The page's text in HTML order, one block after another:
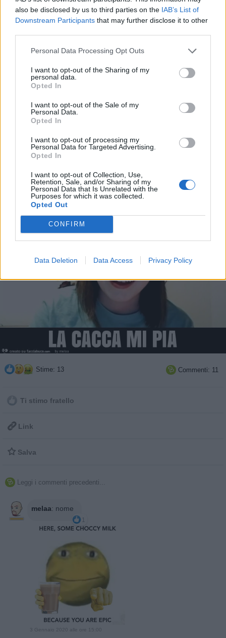
also be disclosed by us to third parties on the IAB’s List of
Downstream Participants that may further disclose it to other
Personal Data Processing Opt Outs
I want to opt-out of the Sharing of my
personal data.
Opted In
I want to opt-out of the Sale of my
Personal Data.
Opted In
I want to opt-out of processing my
Personal Data for Targeted Advertising.
Opted In
I want to opt-out of Collection, Use,
Retention, Sale, and/or Sharing of my
Personal Data that Is Unrelated with the
Purposes for which it was collected.
Opted Out
CONFIRM
Data Deletion Data Access Privacy Policy
Stime: 5
Link
melaa livello 2
3 Gennaio 2020 - 8.087 visualizzazioni
Stime: 13  Commenti: 11
Ti stimo fratello
 Link
 Salva
 Leggi i commenti precedenti...
melaa: nome
1
3 Gennaio 2020 alle ore 15:00